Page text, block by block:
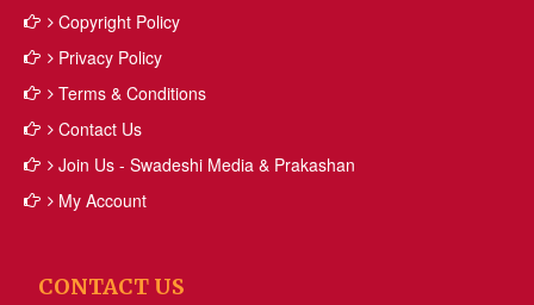
Copyright Policy
Privacy Policy
Terms & Conditions
Contact Us
Join Us - Swadeshi Media & Prakashan
My Account
CONTACT US